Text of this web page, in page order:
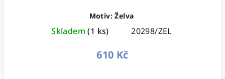
Motiv: Želva
Skladem(1 ks) 20298/ZEL
610 Kč